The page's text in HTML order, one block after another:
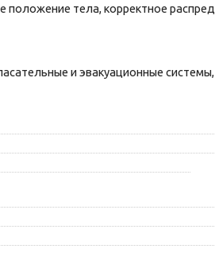
тела, корректное
и эвакуационные